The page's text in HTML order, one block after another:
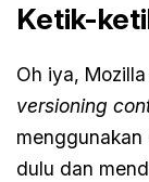
Ketik-
Oh iya,
versioning
menggunakan
dulu dan